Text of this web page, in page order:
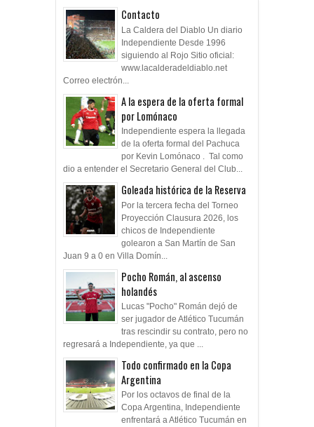
Contacto
La Caldera del Diablo Un diario
Independiente Desde 1996
siguiendo al Rojo Sitio oficial:
www.lacalderadeldiablo.net
Correo electrón...
A la espera de la oferta formal
por Lomónaco
Independiente espera la llegada
de la oferta formal del Pachuca
por Kevin Lomónaco . Tal como
dio a entender el Secretario General del Club...
Goleada histórica de la Reserva
Por la tercera fecha del Torneo
Proyección Clausura 2026, los
chicos de Independiente
golearon a San Martín de San
Juan 9 a 0 en Villa Domín...
Pocho Román, al ascenso
holandés
Lucas "Pocho" Román dejó de
ser jugador de Atlético Tucumán
tras rescindir su contrato, pero no
regresará a Independiente, ya que ...
Todo confirmado en la Copa
Argentina
Por los octavos de final de la
Copa Argentina, Independiente
enfrentará a Atlético Tucumán en